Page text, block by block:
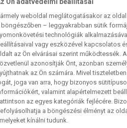
posztolt magáról egy „Még
amerikai média azonnal
Trump elnöktől, mit szólna
„Imádnám. De csak akkor, ha
volna, ha elég jó volt? –
szeretném, ha Kaepernick
weboldal meglátogatásakor az
böngészőben – leggyakrabban sütik
technológiák
vagy eszközével kapcsolatos
az Ön elvárásai szerint működtessék.
azonosítják Önt, azonban
az Ön számára. Mivel
joga van arra, hogy bizonyos
valamint alapértelmezett
az egyes kategóriák fejlécére.
a böngészési élményt az
kínálni tudunk.